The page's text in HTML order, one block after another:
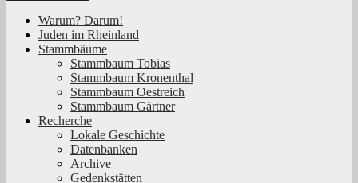
Tobias Herz
Warum? Darum!
Juden im Rheinland
Stammbäume
Stammbaum Tobias
Stammbaum Kronenthal
Stammbaum Oestreich
Stammbaum Gärtner
Recherche
Lokale Geschichte
Datenbanken
Archive
Gedenkstätten